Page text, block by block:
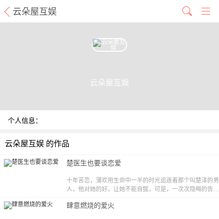
云朵屋互娱
云朵屋互娱
个人信息：
云朵屋互娱 的作品
楚医生也要谈恋爱
十年苦恋，薄欢用生命中一半的时光追逐着那个叫楚泽的男
人，他对她的好，让她不能自拔，可是，一次次隐晦的告白
时候，楚泽才后知后觉的发现，他的生命里没有了那个丫头
肆意燃烧的爱火